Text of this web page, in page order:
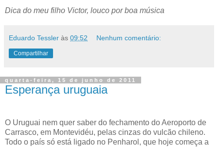
Dica do meu filho Victor, louco por boa música
Eduardo Tessler às 09:52 Nenhum comentário:
Compartilhar
quarta-feira, 15 de junho de 2011
Esperança uruguaia
O Uruguai nem quer saber do fechamento do Aeroporto de
Carrasco, em Montevidéu, pelas cinzas do vulcão chileno.
Todo o país só está ligado no Penharol, que hoje começa a